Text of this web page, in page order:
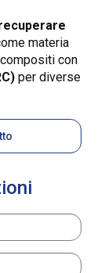
materia
con
per diverse